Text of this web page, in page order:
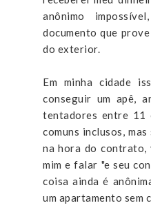
anônimo
documento que
do exterior.
Em minha cidade
conseguir um apê,
tentadores entre 11
comuns inclusos,
na hora do contrato,
mim e falar "e seu
coisa ainda é
um apartamento sem